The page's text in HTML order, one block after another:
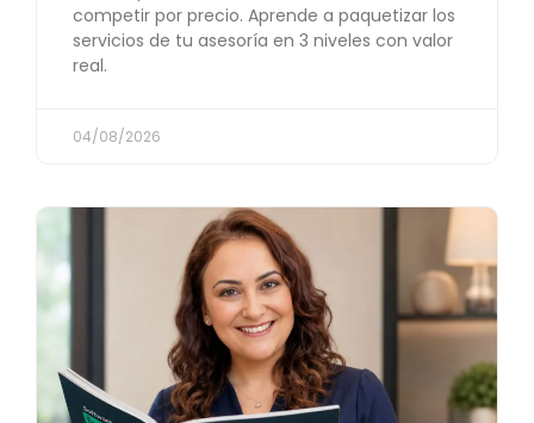
competir por precio. Aprende a paquetizar los
servicios de tu asesoría en 3 niveles con valor
real.
04/08/2026